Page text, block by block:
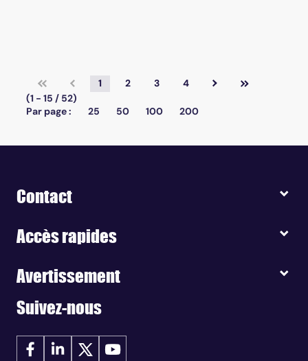
1 2 3
4
(1 - 15 / 52)
Par page :
25 50 100 200
Contact
Accès rapides
Avertissement
Suivez-nous